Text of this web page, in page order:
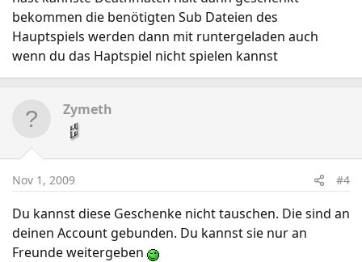
bekommen die benötigten Sub Dateien des
Hauptspiels werden dann mit runtergeladen auch
wenn du das Haptspiel nicht spielen kannst
Zymeth
Nov 1, 2009 #4
Du kannst diese Geschenke nicht tauschen. Die sind an
deinen Account gebunden. Du kannst sie nur an
Freunde weitergeben